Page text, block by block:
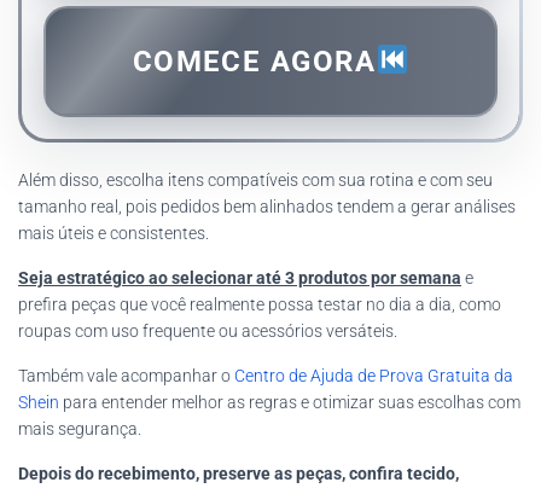
COMECE AGORA
Além disso, escolha itens compatíveis com sua rotina e com seu
tamanho real, pois pedidos bem alinhados tendem a gerar análises
mais úteis e consistentes.
Seja estratégico ao selecionar até 3 produtos por semana e
prefira peças que você realmente possa testar no dia a dia, como
roupas com uso frequente ou acessórios versáteis.
Também vale acompanhar o Centro de Ajuda de Prova Gratuita da
Shein para entender melhor as regras e otimizar suas escolhas com
mais segurança.
Depois do recebimento, preserve as peças, confira tecido,